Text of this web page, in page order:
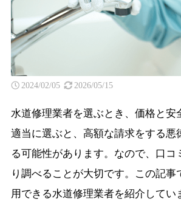
2024/02/05 2026/05/15
水道修理業者を選ぶとき、価格と安
適当に選ぶと、高額な請求をする悪
る可能性があります。なので、口コ
り調べることが大切です。この記事
用できる水道修理業者を紹介してい